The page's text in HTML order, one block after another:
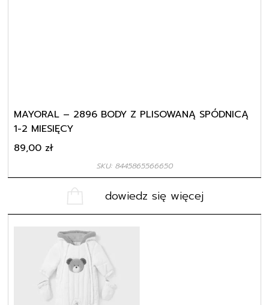
MAYORAL – 2896 BODY Z PLISOWANĄ SPÓDNICĄ
1-2 MIESIĘCY
SKU: 8445865566650
89,00 zł
dowiedz się więcej